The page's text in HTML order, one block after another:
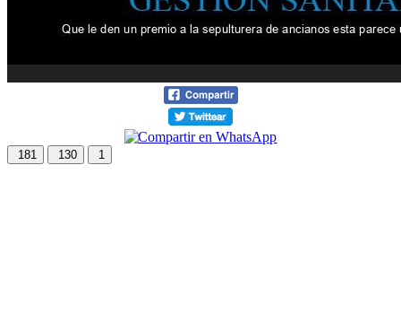
181 130 1